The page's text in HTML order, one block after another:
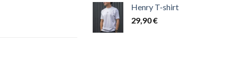
Henry T-shirt
29,90€